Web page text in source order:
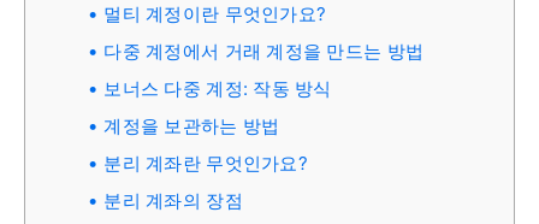
멀티 계정이란 무엇인가요?
다중 계정에서 거래 계정을 만드는 방법
보너스 다중 계정: 작동 방식
계정을 보관하는 방법
분리 계좌란 무엇인가요?
분리 계좌의 장점